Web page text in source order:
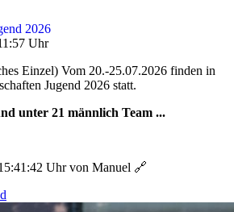
2026
Uhr
Einzel) Vom 20.-25.07.2026 finden in
Jugend 2026 statt.
unter 21 männlich Team ...
Uhr von Manuel 🔗